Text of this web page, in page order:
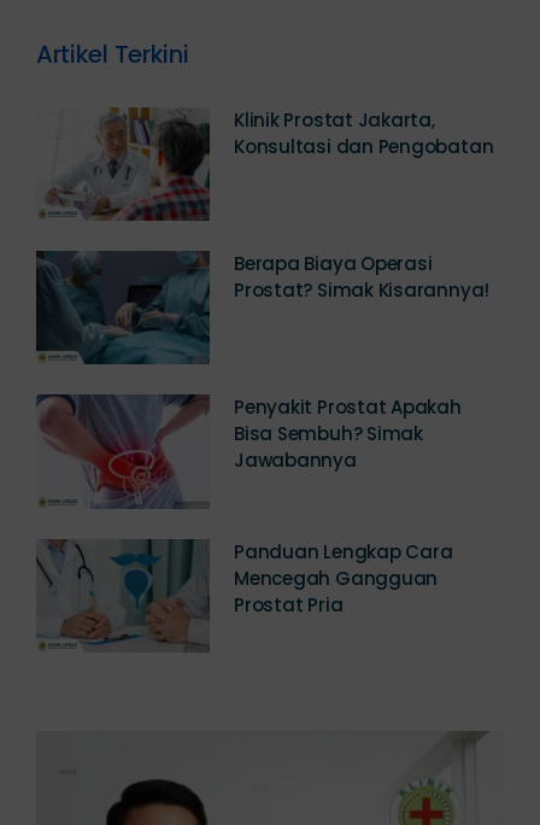
Konsultasi dan Pengobatan
Prostat? Simak Kisarannya!
Bisa Sembuh? Simak
Jawabannya
Mencegah Gangguan
Prostat Pria